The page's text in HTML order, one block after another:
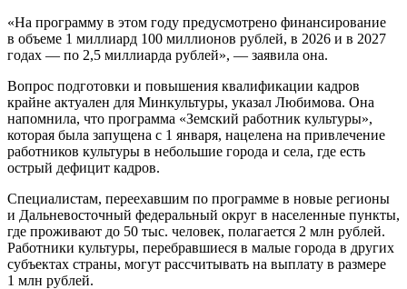
«На программу в этом году предусмотрено финансирование
в объеме 1 миллиард 100 миллионов рублей, в 2026 и в 2027
годах — по 2,5 миллиарда рублей», — заявила она.
Вопрос подготовки и повышения квалификации кадров
крайне актуален для Минкультуры, указал Любимова. Она
напомнила, что программа «Земский работник культуры»,
которая была запущена с 1 января, нацелена на привлечение
работников культуры в небольшие города и села, где есть
острый дефицит кадров.
Специалистам, переехавшим по программе в новые регионы
и Дальневосточный федеральный округ в населенные пункты,
где проживают до 50 тыс. человек, полагается 2 млн рублей.
Работники культуры, перебравшиеся в малые города в других
субъектах страны, могут рассчитывать на выплату в размере
1 млн рублей.